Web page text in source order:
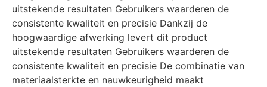
uitstekende resultaten Gebruikers waarderen de
consistente kwaliteit en precisie Dankzij de
hoogwaardige afwerking levert dit product
uitstekende resultaten Gebruikers waarderen de
consistente kwaliteit en precisie De combinatie van
materiaalsterkte en nauwkeurigheid maakt